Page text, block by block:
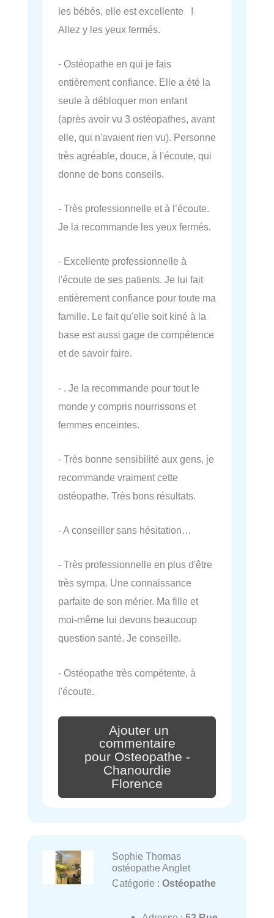
les bébés, elle est excellente !
Allez y les yeux fermés.
- Ostéopathe en qui je fais
entièrement confiance. Elle a été la
seule à débloquer mon enfant
(après avoir vu 3 ostéopathes, avant
elle, qui n'avaient rien vu). Personne
très agréable, douce, à l'écoute, qui
donne de bons conseils.
- Très professionnelle et à l’écoute.
Je la recommande les yeux fermés.
- Excellente professionnelle à
l'écoute de ses patients. Je lui fait
entièrement confiance pour toute ma
famille. Le fait qu'elle soit kiné à la
base est aussi gage de compétence
et de savoir faire.
- . Je la recommande pour tout le
monde y compris nourrissons et
femmes enceintes.
- Très bonne sensibilité aux gens, je
recommande vraiment cette
ostéopathe. Très bons résultats.
- A conseiller sans hésitation…
- Très professionnelle en plus d'être
très sympa. Une connaissance
parfaite de son mérier. Ma fille et
moi-même lui devons beaucoup
question santé. Je conseille.
- Ostéopathe très compétente, à
l'écoute.
Ajouter un
commentaire
pour Osteopathe -
Chanourdie
Florence
Sophie Thomas
ostéopathe Anglet
Catégorie : Ostéopathe